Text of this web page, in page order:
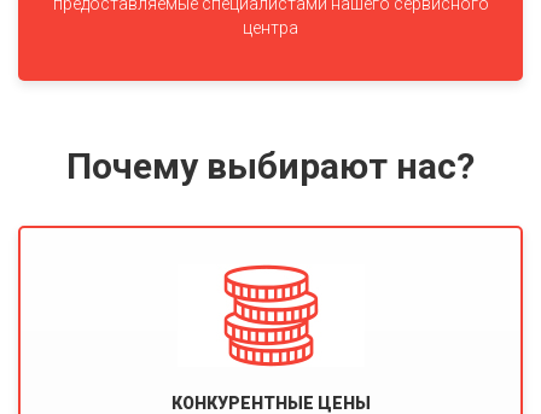
центра
Почему выбирают нас?
КОНКУРЕНТНЫЕ ЦЕНЫ